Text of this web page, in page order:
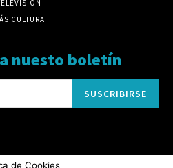
CULTURA
nuesto boletín
SUSCRIBIRSE
de Cookies